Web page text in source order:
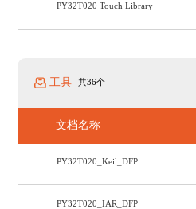
PY32T020 Touch Library
工具 共36个
文档名称
PY32T020_Keil_DFP
PY32T020_IAR_DFP